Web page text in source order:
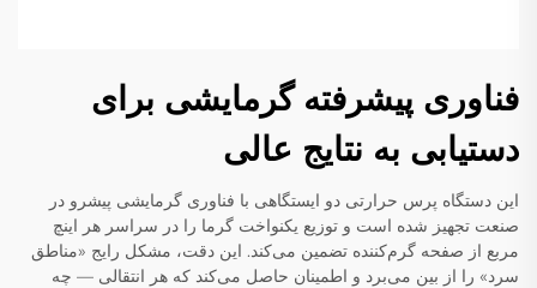
فناوری پیشرفته گرمایشی برای
دستیابی به نتایج عالی
این دستگاه پرس حرارتی دو ایستگاهی با فناوری گرمایشی پیشرو در
صنعت تجهیز شده است و توزیع یکنواخت گرما را در سراسر هر اینچ
مربع از صفحه گرم‌کننده تضمین می‌کند. این دقت، مشکل رایج «مناطق
سرد» را از بین می‌برد و اطمینان حاصل می‌کند که هر انتقالی — چه